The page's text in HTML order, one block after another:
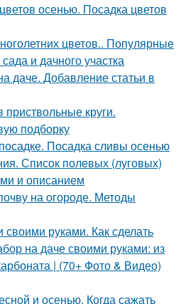
осенью. Посадка цветов
цветов.. Популярные
и дачного участка
даче. Добавление статьи в
круги.
подборку
Посадка сливы осенью
Список полевых (луговых)
и описанием
на огороде. Методы
руками. Как сделать
на даче своими руками: из
| (70+ Фото & Видео)
и осенью. Когда сажать